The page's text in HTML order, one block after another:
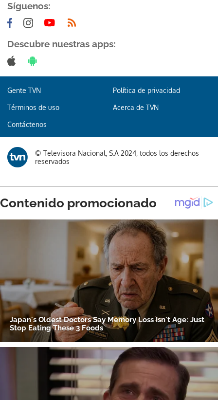
Gracias por suscribirte a nuestro boletín.
Síguenos:
Descubre nuestras apps:
Gente TVN Política de privacidad
Términos de uso Acerca de TVN
Contáctenos
© Televisora Nacional, S.A 2024, todos los derechos
reservados